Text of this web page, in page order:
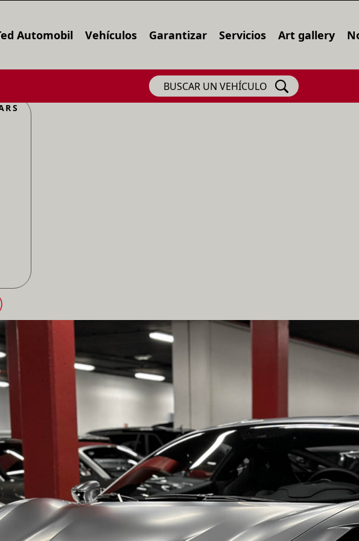
Automobil Vehículos Garantizar Servicios Art gallery
BUSCAR UN VEHÍCULO